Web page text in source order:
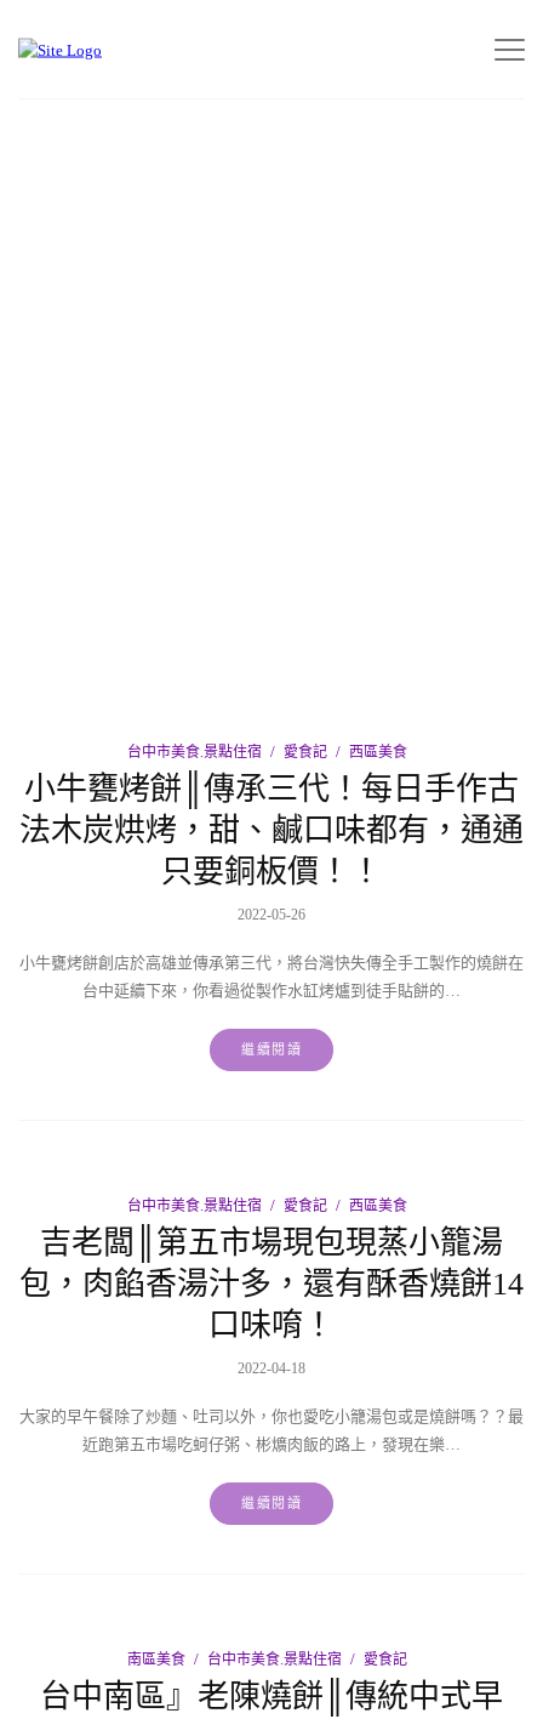
台中市美食.景點住宿 愛食記 西區美食
小牛甕烤餅║傳承三代！每日手作古
法木炭烘烤，甜、鹹口味都有，通通
只要銅板價！！
2022-05-26
小牛甕烤餅創店於高雄並傳承第三代，將台灣快失傳全手工製作的燒餅在
台中延續下來，你看過從製作水缸烤爐到徒手貼餅的…
繼續閱讀
台中市美食.景點住宿 愛食記 西區美食
吉老闆║第五市場現包現蒸小籠湯
包，肉餡香湯汁多，還有酥香燒餅14
口味唷！
2022-04-18
大家的早午餐除了炒麵、吐司以外，你也愛吃小籠湯包或是燒餅嗎？？最
近跑第五市場吃蚵仔粥、彬爌肉飯的路上，發現在樂…
繼續閱讀
南區美食 台中市美食.景點住宿 愛食記
台中南區』老陳燒餅║傳統中式早